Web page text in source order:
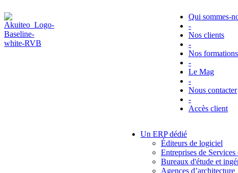
Qui sommes-
-
Nos clients
-
Nos formations
-
Le Mag
-
Nous contacter
-
Accès client
Un ERP dédié
Éditeurs de logiciel
Entreprises de
Bureaux d'étude et
Agences d’architecture